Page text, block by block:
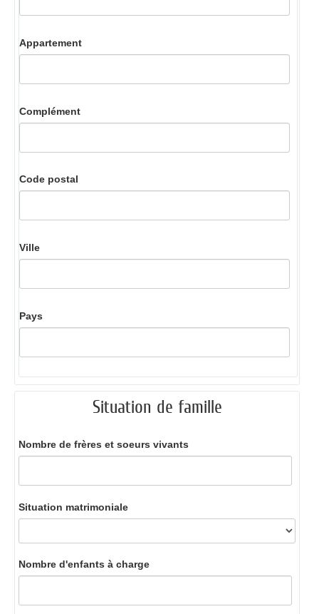
Appartement
Complément
Code postal
Ville
Pays
Situation de famille
Nombre de frères et soeurs vivants
Situation matrimoniale
Nombre d'enfants à charge